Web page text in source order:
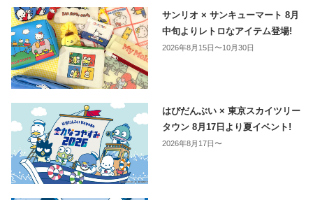
サンリオ × サンキューマート 8月
中旬よりレトロなアイテム登場!
2026年8月15日〜10月30日
はぴだんぶい × 東京スカイツリー
タウン 8月17日より夏イベント!
2026年8月17日〜